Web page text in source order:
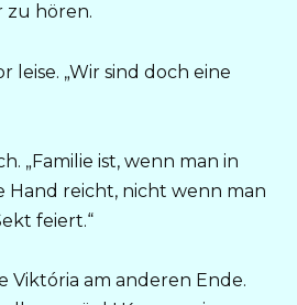
zu hören.
leise. „Wir sind doch eine
„Familie ist, wenn man in
Hand reicht, nicht wenn man
feiert.“
Viktória am anderen Ende.